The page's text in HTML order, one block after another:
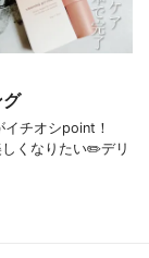
グ
チオシpoint！
くなりたい✏️デリ